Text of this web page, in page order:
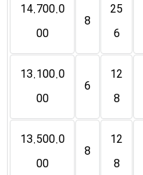
25
6
8
14.700.0
00
12
8
6
13.100.0
00
12
8
8
13.500.0
00